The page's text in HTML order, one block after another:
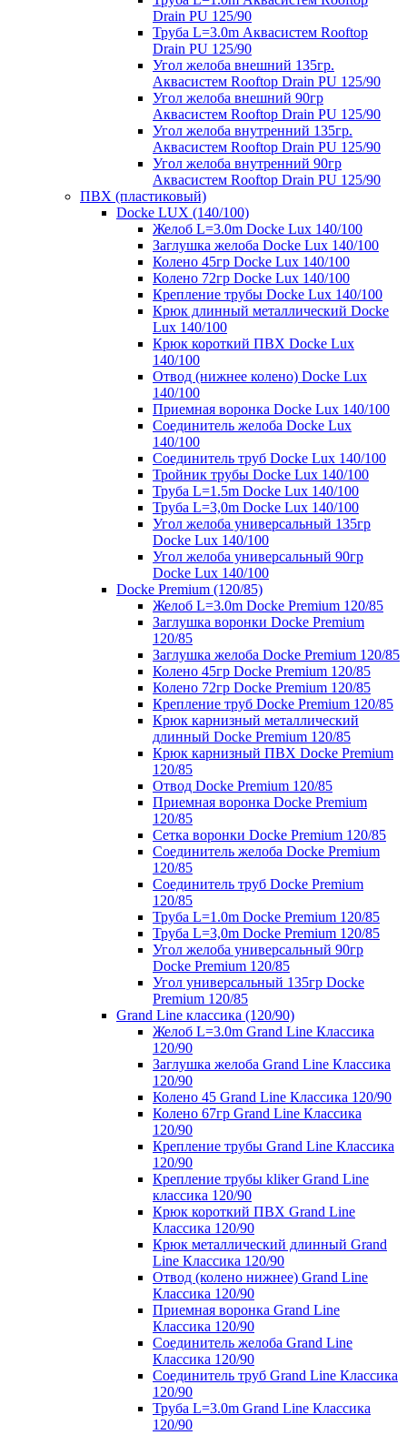
Drain PU 125/90
Труба L=3.0m Аквасистем Rooftop
Drain PU 125/90
Угол желоба внешний 135гр.
Аквасистем Rooftop Drain PU 125/90
Угол желоба внешний 90гр
Аквасистем Rooftop Drain PU 125/90
Угол желоба внутренний 135гр.
Аквасистем Rooftop Drain PU 125/90
Угол желоба внутренний 90гр
Аквасистем Rooftop Drain PU 125/90
ПВХ (пластиковый)
Docke LUX (140/100)
Желоб L=3.0m Docke Lux 140/100
Заглушка желоба Docke Lux 140/100
Колено 45гр Docke Lux 140/100
Колено 72гр Docke Lux 140/100
Крепление трубы Docke Lux 140/100
Крюк длинный металлический Docke
Lux 140/100
Крюк короткий ПВХ Docke Lux
140/100
Отвод (нижнее колено) Docke Lux
140/100
Приемная воронка Docke Lux 140/100
Соединитель желоба Docke Lux
140/100
Соединитель труб Docke Lux 140/100
Тройник трубы Docke Lux 140/100
Труба L=1.5m Docke Lux 140/100
Труба L=3,0m Docke Lux 140/100
Угол желоба универсальный 135гр
Docke Lux 140/100
Угол желоба универсальный 90гр
Docke Lux 140/100
Docke Premium (120/85)
Желоб L=3.0m Docke Premium 120/85
Заглушка воронки Docke Premium
120/85
Заглушка желоба Docke Premium 120/85
Колено 45гр Docke Premium 120/85
Колено 72гр Docke Premium 120/85
Крепление труб Docke Premium 120/85
Крюк карнизный металлический
длинный Docke Premium 120/85
Крюк карнизный ПВХ Docke Premium
120/85
Отвод Docke Premium 120/85
Приемная воронка Docke Premium
120/85
Сетка воронки Docke Premium 120/85
Соединитель желоба Docke Premium
120/85
Соединитель труб Docke Premium
120/85
Труба L=1.0m Docke Premium 120/85
Труба L=3,0m Docke Premium 120/85
Угол желоба универсальный 90гр
Docke Premium 120/85
Угол универсальный 135гр Docke
Premium 120/85
Grand Line классика (120/90)
Желоб L=3.0m Grand Line Классика
120/90
Заглушка желоба Grand Line Классика
120/90
Колено 45 Grand Line Классика 120/90
Колено 67гр Grand Line Классика
120/90
Крепление трубы Grand Line Классика
120/90
Крепление трубы kliker Grand Line
классика 120/90
Крюк короткий ПВХ Grand Line
Классика 120/90
Крюк металлический длинный Grand
Line Классика 120/90
Отвод (колено нижнее) Grand Line
Классика 120/90
Приемная воронка Grand Line
Классика 120/90
Соединитель желоба Grand Line
Классика 120/90
Соединитель труб Grand Line Классика
120/90
Труба L=3.0m Grand Line Классика
120/90